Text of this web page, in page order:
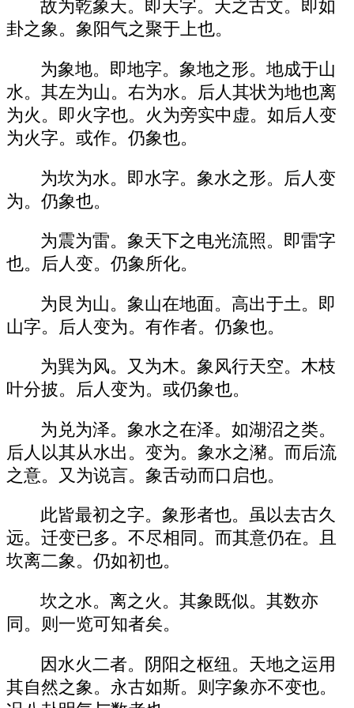
故为乾象天。即天字。天之古文。即如
卦之象。象阳气之聚于上也。
为象地。即地字。象地之形。地成于山
水。其左为山。右为水。后人其状为地也离
为火。即火字也。火为旁实中虚。如后人变
为火字。或作。仍象也。
为坎为水。即水字。象水之形。后人变
为。仍象也。
为震为雷。象天下之电光流照。即雷字
也。后人变。仍象所化。
为艮为山。象山在地面。高出于土。即
山字。后人变为。有作者。仍象也。
为巽为风。又为木。象风行天空。木枝
叶分披。后人变为。或仍象也。
为兑为泽。象水之在泽。如湖沼之类。
后人以其从水出。变为。象水之瀦。而后流
之意。又为说言。象舌动而口启也。
此皆最初之字。象形者也。虽以去古久
远。迁变已多。不尽相同。而其意仍在。且
坎离二象。仍如初也。
坎之水。离之火。其象既似。其数亦
同。则一览可知者矣。
因水火二者。阴阳之枢纽。天地之运用
其自然之象。永古如斯。则字象亦不变也。